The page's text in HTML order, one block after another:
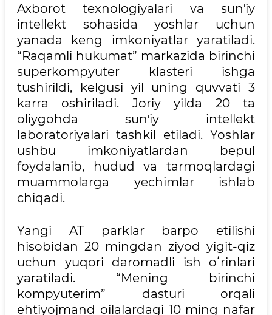
Axborot texnologiyalari va sunʼiy
intellekt sohasida yoshlar uchun
yanada keng imkoniyatlar yaratiladi.
“Raqamli hukumat” markazida birinchi
superkompyuter klasteri ishga
tushirildi, kelgusi yil uning quvvati 3
karra oshiriladi. Joriy yilda 20 ta
oliygohda sunʼiy intellekt
laboratoriyalari tashkil etiladi. Yoshlar
ushbu imkoniyatlardan bepul
foydalanib, hudud va tarmoqlardagi
muammolarga yechimlar ishlab
chiqadi.
Yangi AT parklar barpo etilishi
hisobidan 20 mingdan ziyod yigit-qiz
uchun yuqori daromadli ish oʻrinlari
yaratiladi. “Mening birinchi
kompyuterim” dasturi orqali
ehtiyojmand oilalardagi 10 ming nafar